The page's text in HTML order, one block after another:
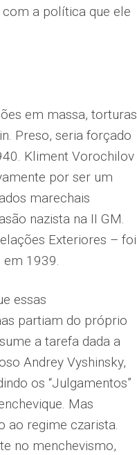
a política que ele
em massa, torturas
Preso, seria forçado
Kliment Vorochilov
por ser um
marechais
nazista na II GM.
Exteriores – foi
1939.
essas
partiam do próprio
a tarefa dada a
Andrey Vyshinsky,
os “Julgamentos”
Mas
ao regime czarista.
no menchevismo,